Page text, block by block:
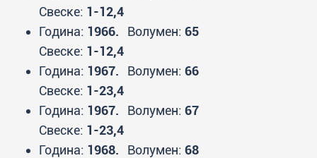
Свеске: 1-12,4
Година: 1966. Волумен: 65
Свеске: 1-12,4
Година: 1967. Волумен: 66
Свеске: 1-23,4
Година: 1967. Волумен: 67
Свеске: 1-23,4
Година: 1968. Волумен: 68